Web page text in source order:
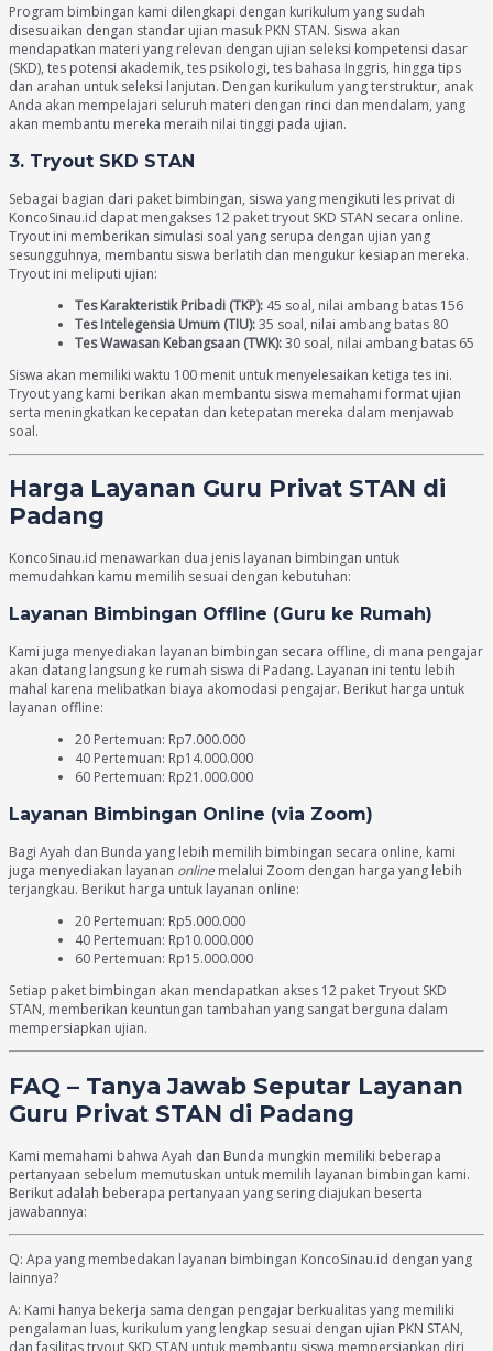
Program bimbingan kami dilengkapi dengan kurikulum yang sudah
disesuaikan dengan standar ujian masuk PKN STAN. Siswa akan
mendapatkan materi yang relevan dengan ujian seleksi kompetensi dasar
(SKD), tes potensi akademik, tes psikologi, tes bahasa Inggris, hingga tips
dan arahan untuk seleksi lanjutan. Dengan kurikulum yang terstruktur, anak
Anda akan mempelajari seluruh materi dengan rinci dan mendalam, yang
akan membantu mereka meraih nilai tinggi pada ujian.
3. Tryout SKD STAN
Sebagai bagian dari paket bimbingan, siswa yang mengikuti les privat di
KoncoSinau.id dapat mengakses 12 paket tryout SKD STAN secara online.
Tryout ini memberikan simulasi soal yang serupa dengan ujian yang
sesungguhnya, membantu siswa berlatih dan mengukur kesiapan mereka.
Tryout ini meliputi ujian:
Tes Karakteristik Pribadi (TKP): 45 soal, nilai ambang batas 156
Tes Intelegensia Umum (TIU):35 soal, nilai ambang batas 80
Tes Wawasan Kebangsaan (TWK):30 soal, nilai ambang batas 65
Siswa akan memiliki waktu 100 menit untuk menyelesaikan ketiga tes ini.
Tryout yang kami berikan akan membantu siswa memahami format ujian
serta meningkatkan kecepatan dan ketepatan mereka dalam menjawab
soal.
Harga Layanan Guru Privat STAN di
Padang
KoncoSinau.id menawarkan dua jenis layanan bimbingan untuk
memudahkan kamu memilih sesuai dengan kebutuhan:
Layanan Bimbingan Offline (Guru ke Rumah)
Kami juga menyediakan layanan bimbingan secara offline, di mana pengajar
akan datang langsung ke rumah siswa di Padang. Layanan ini tentu lebih
mahal karena melibatkan biaya akomodasi pengajar. Berikut harga untuk
layanan offline:
20 Pertemuan: Rp7.000.000
40 Pertemuan: Rp14.000.000
60 Pertemuan: Rp21.000.000
Layanan Bimbingan Online (via Zoom)
Bagi Ayah dan Bunda yang lebih memilih bimbingan secara online, kami
juga menyediakan layanan online melalui Zoom dengan harga yang lebih
terjangkau. Berikut harga untuk layanan online:
20 Pertemuan: Rp5.000.000
40 Pertemuan: Rp10.000.000
60 Pertemuan: Rp15.000.000
Setiap paket bimbingan akan mendapatkan akses 12 paket Tryout SKD
STAN, memberikan keuntungan tambahan yang sangat berguna dalam
mempersiapkan ujian.
FAQ – Tanya Jawab Seputar Layanan
Guru Privat STAN di Padang
Kami memahami bahwa Ayah dan Bunda mungkin memiliki beberapa
pertanyaan sebelum memutuskan untuk memilih layanan bimbingan kami.
Berikut adalah beberapa pertanyaan yang sering diajukan beserta
jawabannya:
Q: Apa yang membedakan layanan bimbingan KoncoSinau.id dengan yang
lainnya?
A: Kami hanya bekerja sama dengan pengajar berkualitas yang memiliki
pengalaman luas, kurikulum yang lengkap sesuai dengan ujian PKN STAN,